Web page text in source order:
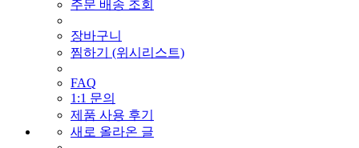
주문 배송 조회
장바구니
찜하기 (위시리스트)
FAQ
1:1 문의
제품 사용 후기
새로 올라온 글